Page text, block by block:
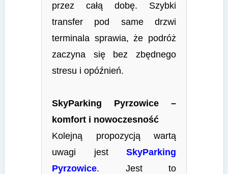
przez całą dobę. Szybki
transfer pod same drzwi
terminala sprawia, że podróż
zaczyna się bez zbędnego
stresu i opóźnień.
SkyParking Pyrzowice –
komfort i nowoczesność
Kolejną propozycją wartą
uwagi jest SkyParking
Pyrzowice. Jest to